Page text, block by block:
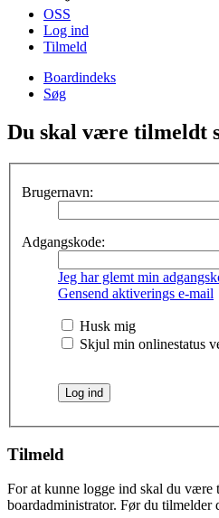
OSS
Log ind
Tilmeld
Boardindeks
Søg
Du skal være tilmeldt
Brugernavn:
Adgangskode:
Jeg har glemt min
Gensend aktiverings e-mail
Husk mig
Skjul min onlinestatus
Tilmeld
For at kunne logge ind skal du være
boardadministrator. Før du tilmelder